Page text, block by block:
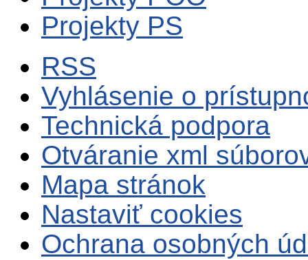
Projekty PS
RSS
Vyhlásenie o
Technická podpora
Otváranie xml
Mapa stránok
Nastaviť cookies
Ochrana osobných